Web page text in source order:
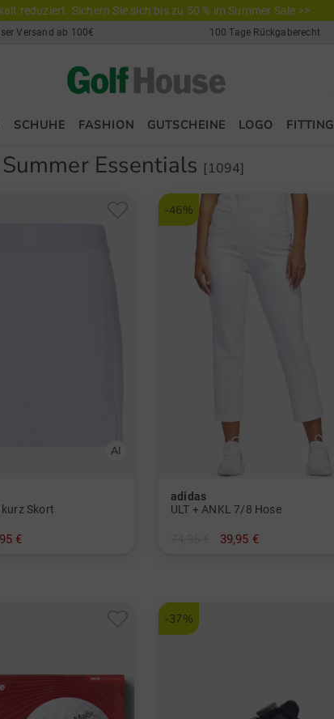
reduziert. Sichern Sie sich bis zu 50 % im Summer Sale >>
Versand ab 100€ 100 Tage Rückgaberecht
SCHUHE FASHION GUTSCHEINE LOGO FITTING
Essentials [1094]
Skort
€
-46%
adidas
ULT + ANKL 7/8 Hose
39,95 €
-37%